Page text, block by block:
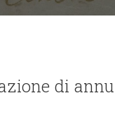
di